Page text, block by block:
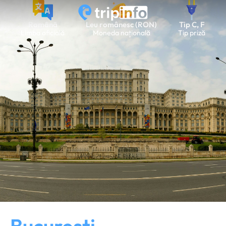
Română
Limba oficială
Leu românesc (RON)
Moneda națională
Tip C, F
Tip priză